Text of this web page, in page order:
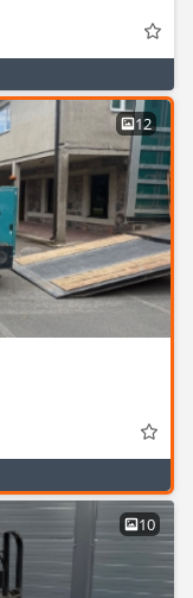
12
10